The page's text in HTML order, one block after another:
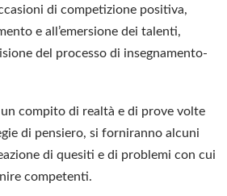
di competizione positiva,
e all’emersione dei talenti,
del processo di insegnamento-
compito di realtà e di prove volte
di pensiero, si forniranno alcuni
di quesiti e di problemi con cui
competenti.